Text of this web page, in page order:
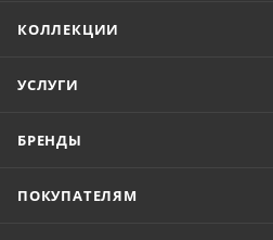
КОЛЛЕКЦИИ
УСЛУГИ
БРЕНДЫ
ПОКУПАТЕЛЯМ